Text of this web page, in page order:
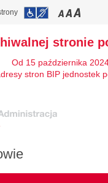
stronie
Od 15 października
stron BIP jednostek